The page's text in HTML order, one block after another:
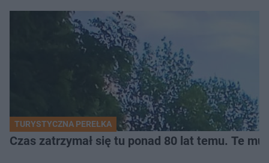
TURYSTYCZNA PEREŁKA
Czas zatrzymał się tu ponad 80 lat temu. Te